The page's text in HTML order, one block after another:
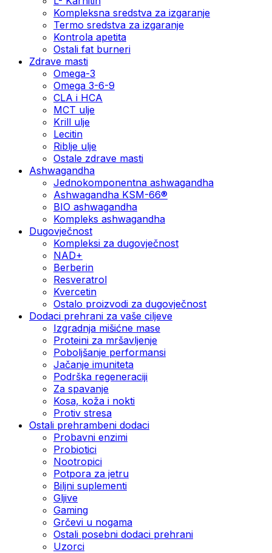
Kompleksna sredstva za izgaranje
Termo sredstva za izgaranje
Kontrola apetita
Ostali fat burneri
Zdrave masti
Omega-3
Omega 3-6-9
CLA i HCA
MCT ulje
Krill ulje
Lecitin
Riblje ulje
Ostale zdrave masti
Ashwagandha
Jednokomponentna ashwagandha
Ashwagandha KSM-66®
BIO ashwagandha
Kompleks ashwagandha
Dugovječnost
Kompleksi za dugovječnost
NAD+
Berberin
Resveratrol
Kvercetin
Ostalo proizvodi za dugovječnost
Dodaci prehrani za vaše ciljeve
Izgradnja mišićne mase
Proteini za mršavljenje
Poboljšanje performansi
Jačanje imuniteta
Podrška regeneraciji
Za spavanje
Kosa, koža i nokti
Protiv stresa
Ostali prehrambeni dodaci
Probavni enzimi
Probiotici
Nootropici
Potpora za jetru
Biljni suplementi
Gljive
Gaming
Grčevi u nogama
Ostali posebni dodaci prehrani
Uzorci